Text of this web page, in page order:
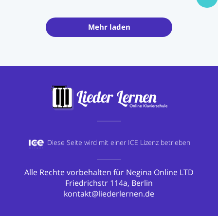
Mehr laden
Diese Seite wird mit einer ICE Lizenz betrieben
Alle Rechte vorbehalten für Negina Online LTD
Friedrichstr 114a, Berlin
kontakt@liederlernen.de